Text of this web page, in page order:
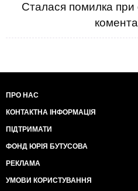
Сталася помилка при
ПРО НАС
КОНТАКТНА ІНФОРМАЦІЯ
ПІДТРИМАТИ
ФОНД ЮРІЯ БУТУСОВА
РЕКЛАМА
УМОВИ КОРИСТУВАННЯ